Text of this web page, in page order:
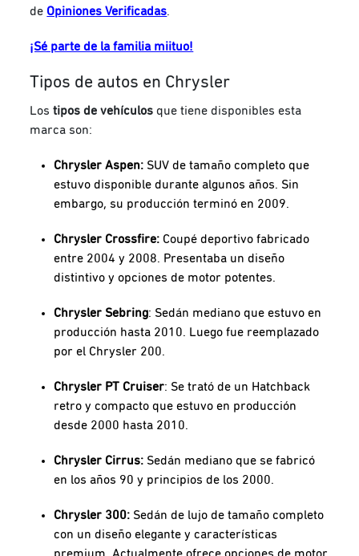
de Opiniones Verificadas.
¡Sé parte de la familia miituo!
Tipos de autos en Chrysler
Lostipos de vehículos que tiene disponibles esta
marca son:
Chrysler Aspen: SUV de tamaño completo que
estuvo disponible durante algunos años. Sin
embargo, su producción terminó en 2009.
Chrysler Crossfire: Coupé deportivo fabricado
entre 2004 y 2008. Presentaba un diseño
distintivo y opciones de motor potentes.
Chrysler Sebring: Sedán mediano que estuvo en
producción hasta 2010. Luego fue reemplazado
por el Chrysler 200.
Chrysler PT Cruiser: Se trató de un Hatchback
retro y compacto que estuvo en producción
desde 2000 hasta 2010.
Chrysler Cirrus: Sedán mediano que se fabricó
en los años 90 y principios de los 2000.
Chrysler 300: Sedán de lujo de tamaño completo
con un diseño elegante y características